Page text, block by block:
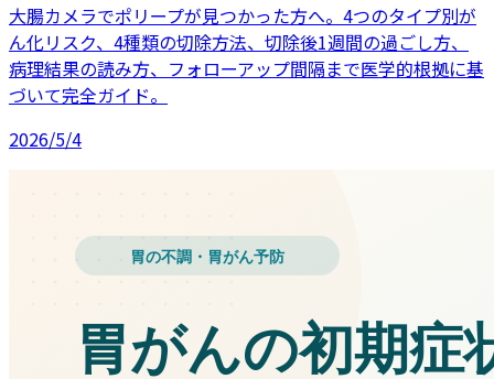
大腸カメラでポリープが見つかった方へ。4つのタイプ別が
ん化リスク、4種類の切除方法、切除後1週間の過ごし方、
病理結果の読み方、フォローアップ間隔まで医学的根拠に基
づいて完全ガイド。
2026/5/4